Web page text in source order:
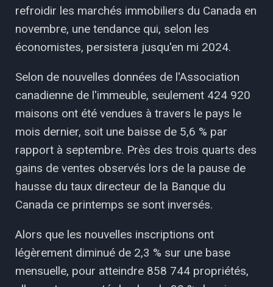
refroidir les marchés immobiliers du Canada en
novembre, une tendance qui, selon les
économistes, persistera jusqu'en mi 2024.
Selon de nouvelles données de l'Association
canadienne de l'immeuble, seulement 424 920
maisons ont été vendues à travers le pays le
mois dernier, soit une baisse de 5,6 % par
rapport à septembre. Près des trois quarts des
gains de ventes observés lors de la pause de
hausse du taux directeur de la Banque du
Canada ce printemps se sont inversés.
Alors que les nouvelles inscriptions ont
légèrement diminué de 2,3 % sur une base
mensuelle, pour atteindre 858 744 propriétés,